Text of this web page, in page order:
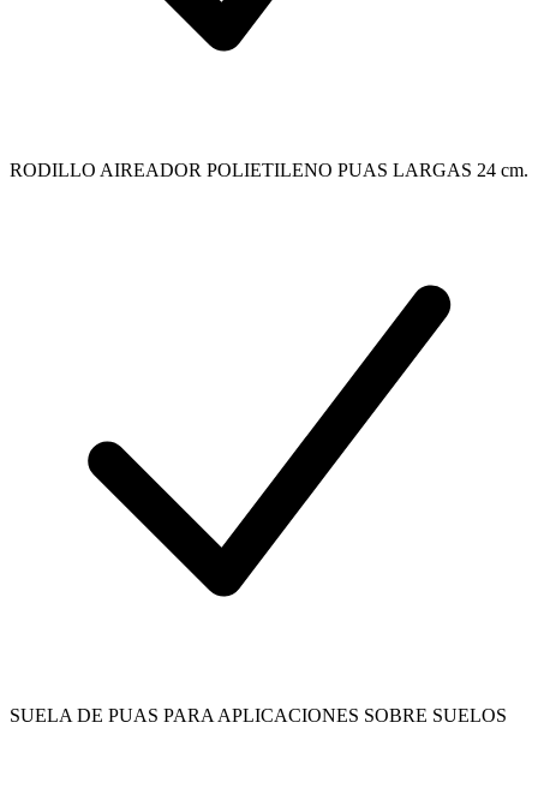
RODILLO AIREADOR POLIETILENO PUAS LARGAS 24 cm.
SUELA DE PUAS PARA APLICACIONES SOBRE SUELOS